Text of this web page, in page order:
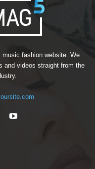
fashion website. We
and videos straight from the